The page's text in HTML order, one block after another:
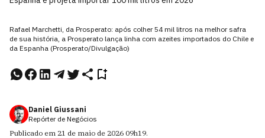
Rafael Marchetti, da Prosperato: após colher 54 mil litros na melhor safra
de sua história, a Prosperato lança linha com azeites importados do Chile e
da Espanha (Prosperato/Divulgação)
Daniel Giussani
Repórter de Negócios
Publicado em 21 de maio de 2026 09h19.